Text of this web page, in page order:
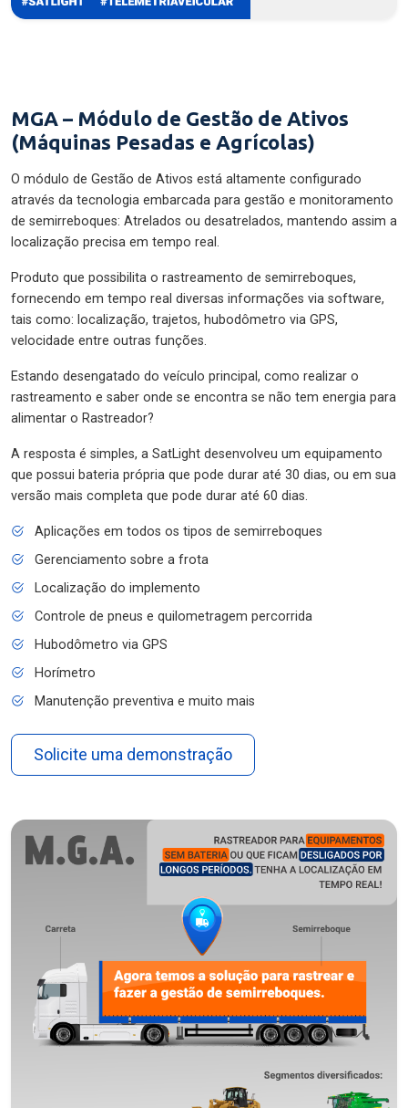
MGA – Módulo de Gestão de Ativos
(Máquinas Pesadas e Agrícolas)
O módulo de Gestão de Ativos está altamente configurado
através da tecnologia embarcada para gestão e monitoramento
de semirreboques: Atrelados ou desatrelados, mantendo assim a
localização precisa em tempo real.
Produto que possibilita o rastreamento de semirreboques,
fornecendo em tempo real diversas informações via software,
tais como: localização, trajetos, hubodômetro via GPS,
velocidade entre outras funções.
Estando desengatado do veículo principal, como realizar o
rastreamento e saber onde se encontra se não tem energia para
alimentar o Rastreador?
A resposta é simples, a SatLight desenvolveu um equipamento
que possui bateria própria que pode durar até 30 dias, ou em sua
versão mais completa que pode durar até 60 dias.
Aplicações em todos os tipos de semirreboques
Gerenciamento sobre a frota
Localização do implemento
Controle de pneus e quilometragem percorrida
Hubodômetro via GPS
Horímetro
Manutenção preventiva e muito mais
Solicite uma demonstração